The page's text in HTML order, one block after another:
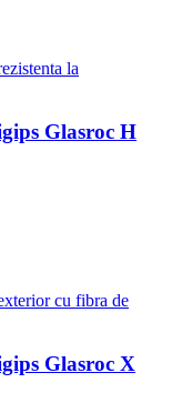
Glasroc H
Glasroc X